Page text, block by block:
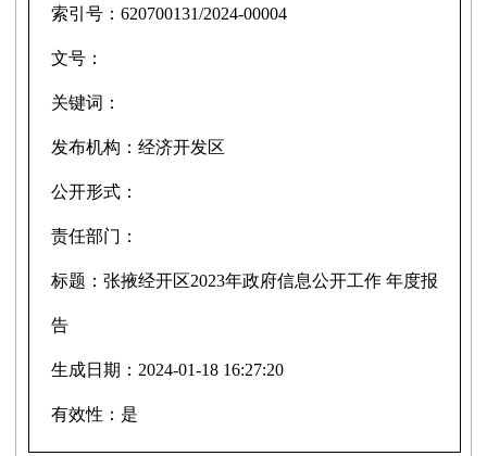
索引号：620700131/2024-00004
文号：
关键词：
发布机构：经济开发区
公开形式：
责任部门：
标题：张掖经开区2023年政府信息公开工作 年度报
告
生成日期： 2024-01-18 16:27:20
有效性： 是